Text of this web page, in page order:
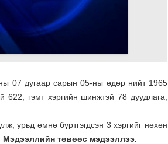
07 дугаар сарын 05-ны өдөр нийт 1965
622, гэмт хэргийн шинжтэй 78 дуудлага,
урьд өмнө бүртгэгдсэн 3 хэргийг нөхөн
төвөөс мэдээллээ.